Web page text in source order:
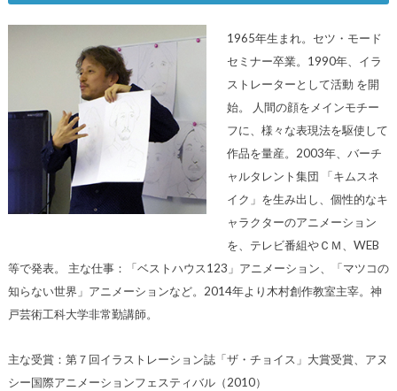
1965年生まれ。セツ・モード
セミナー卒業。1990年、イラ
ストレーターとして活動 を開
始。 人間の顔をメインモチー
フに、様々な表現法を駆使して
作品を量産。2003年、バーチ
ャルタレント集団 「キムスネ
イク」を生み出し、個性的なキ
ャラクターのアニメーション
を、テレビ番組やＣＭ、WEB
等で発表。 主な仕事：「ベストハウス123」アニメーション、「マツコの
知らない世界」アニメーションなど。2014年より木村創作教室主宰。神
戸芸術工科大学非常勤講師。
主な受賞：第７回イラストレーション誌「ザ・チョイス」大賞受賞、アヌ
シー国際アニメーションフェスティバル（2010）